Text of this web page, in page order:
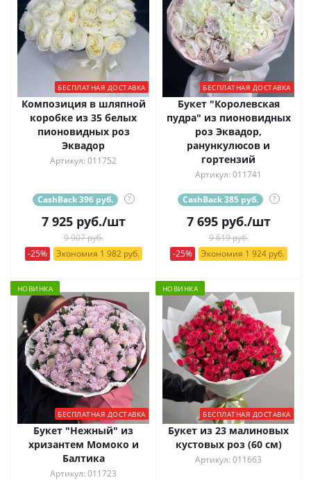
БЕСПЛАТНАЯ ДОСТАВКА
Композиция в шляпной
коробке из 35 белых
пионовидных роз
Эквадор
Артикул: 011752
CashBack 396 руб. ?
7 925руб./шт
9 907 руб.
-25%
Экономия 1 982 руб.
БЕСПЛАТНАЯ ДОСТАВКА
Букет "Королевская
пудра" из пионовидных
роз Эквадор,
ранункулюсов и
гортензий
Артикул: 011741
CashBack 385 руб. ?
7 695руб./шт
9 619 руб.
-25%
Экономия 1 924 руб.
НОВИНКА
БЕСПЛАТНАЯ ДОСТАВКА
Букет "Нежный" из
хризантем Момоко и
Балтика
Артикул: 011723
НОВИНКА
БЕСПЛАТНАЯ ДОСТАВКА
Букет из 23 малиновых
кустовых роз (60 см)
Артикул: 011663